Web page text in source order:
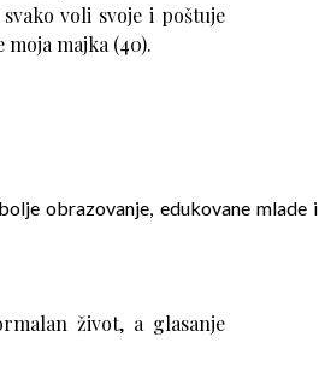
voli svoje i poštuje
moja majka (40).
obrazovanje, edukovane mlade i
život, a glasanje